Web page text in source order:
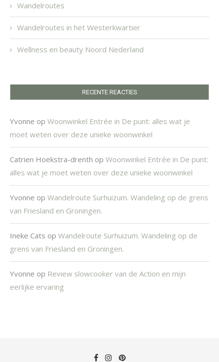
Wandelroutes
Wandelroutes in het Westerkwartier
Wellness en beauty Noord Nederland
RECENTE REACTIES
Yvonne op Woonwinkel Entrée in De punt: alles wat je
moet weten over deze unieke woonwinkel
Catrien Hoekstra-drenth op Woonwinkel Entrée in De punt:
alles wat je moet weten over deze unieke woonwinkel
Yvonne op Wandelroute Surhuizum. Wandeling op de grens
van Friesland en Groningen.
Ineke Cats op Wandelroute Surhuizum. Wandeling op de
grens van Friesland en Groningen.
Yvonne op Review slowcooker van de Action en mijn
eerlijke ervaring